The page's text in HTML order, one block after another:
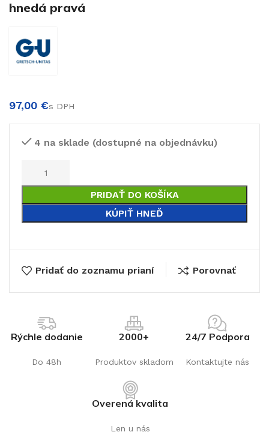
hnedá pravá
€
4 na sklade (dostupné na objednávku)
PRIDAŤ DO KOŠÍKA
KÚPIŤ HNEĎ
Pridať do zoznamu prianí Porovnať
Rýchle dodanie
Do 48h
2000+
Produktov skladom
24/7 Podpora
Kontaktujte nás
Overená kvalita
Len u nás